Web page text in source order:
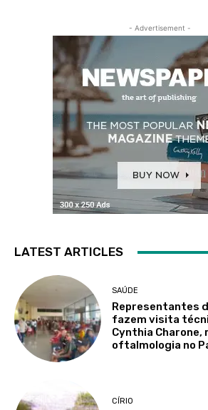
- Advertisement -
LATEST ARTICLES
SAÚDE
Representantes
fazem visita
Cynthia Charone,
oftalmologia no
CÍRIO